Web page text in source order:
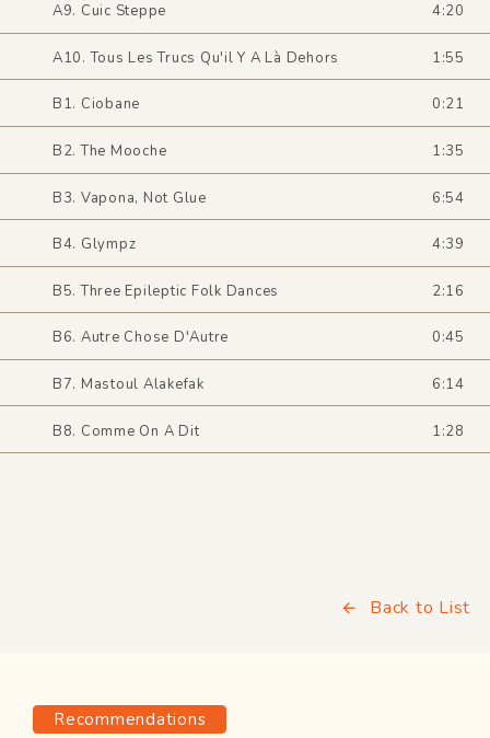
A9. Cuic Steppe 4:20
A10. Tous Les Trucs Qu'il Y A Là Dehors 1:55
B1. Ciobane 0:21
B2. The Mooche 1:35
B3. Vapona, Not Glue 6:54
B4. Glympz 4:39
B5. Three Epileptic Folk Dances 2:16
B6. Autre Chose D'Autre 0:45
B7. Mastoul Alakefak 6:14
B8. Comme On A Dit 1:28
Back to List
Recommendations